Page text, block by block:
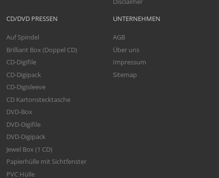
CD/DVD PRESSEN
Auf Spindel
Brilliant Box (Doppel CD)
CD-Digifile
CD-Digipack
CD-Digisleeve
CD Kartonstecktasche
DVD-Box
DVD-Digifile
DVD-Digipack
Jewel Box (1 CD)
Papierhülle mit Sichtfenster
PVC Hülle
UNTERNEHMEN
AGB
Über uns
Impressum
Sitemap